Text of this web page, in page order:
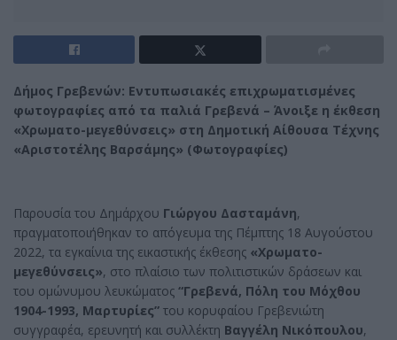
Δήμος Γρεβενών: Εντυπωσιακές επιχρωματισμένες
φωτογραφίες από τα παλιά Γρεβενά – Άνοιξε η έκθεση
«Χρωματο-μεγεθύνσεις» στη Δημοτική Αίθουσα Τέχνης
«Αριστοτέλης Βαρσάμης» (Φωτογραφίες)
Παρουσία του Δημάρχου Γιώργου Δασταμάνη,
πραγματοποιήθηκαν το απόγευμα της Πέμπτης 18 Αυγούστου
2022, τα εγκαίνια της εικαστικής έκθεσης «Χρωματο-
μεγεθύνσεις», στο πλαίσιο των πολιτιστικών δράσεων και
του ομώνυμου λευκώματος “Γρεβενά, Πόλη του Μόχθου
1904-1993, Μαρτυρίες” του κορυφαίου Γρεβενιώτη
συγγραφέα, ερευνητή και συλλέκτη Βαγγέλη Νικόπουλου,